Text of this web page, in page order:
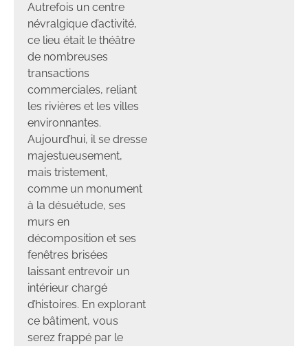
Autrefois un centre
névralgique d’activité,
ce lieu était le théâtre
de nombreuses
transactions
commerciales, reliant
les rivières et les villes
environnantes.
Aujourd’hui, il se dresse
majestueusement,
mais tristement,
comme un monument
à la désuétude, ses
murs en
décomposition et ses
fenêtres brisées
laissant entrevoir un
intérieur chargé
d’histoires. En explorant
ce bâtiment, vous
serez frappé par le